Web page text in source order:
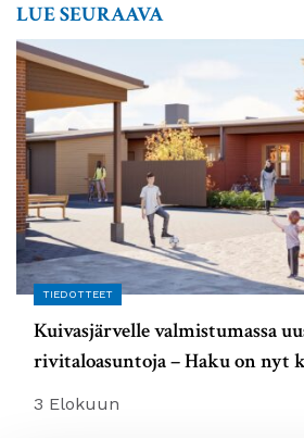
LUE SEURAAVA
TIEDOTTEET
Kuivasjärvelle valmistumassa
rivitaloasuntoja – Haku on nyt
3 Elokuun